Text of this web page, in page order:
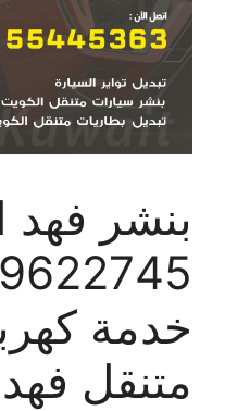
بنشر فهد
خدمة
متنقل